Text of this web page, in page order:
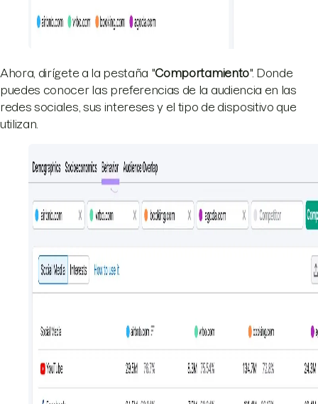
Ahora, dirígete a la pestaña "Comportamiento". Donde
puedes conocer las preferencias de la audiencia en las
redes sociales, sus intereses y el tipo de dispositivo que
utilizan.